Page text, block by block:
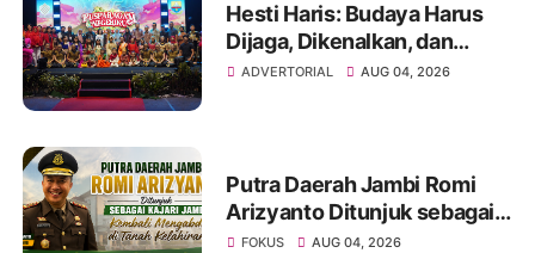
Hesti Haris: Budaya Harus
Dijaga, Dikenalkan, dan
Diwariskan
ADVERTORIAL AUG 04, 2026
Putra Daerah Jambi Romi
Arizyanto Ditunjuk sebagai
Kajari Jambi, Kembali
FOKUS AUG 04, 2026